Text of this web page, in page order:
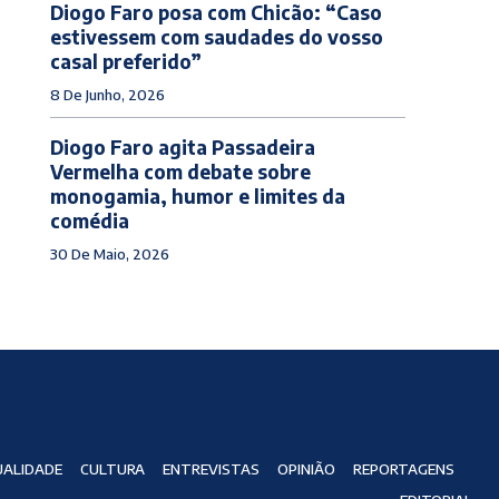
Diogo Faro posa com Chicão: “Caso
estivessem com saudades do vosso
casal preferido”
8 De Junho, 2026
Diogo Faro agita Passadeira
Vermelha com debate sobre
monogamia, humor e limites da
comédia
30 De Maio, 2026
CULTURA ENTREVISTAS OPINIÃO
REPORTAGENS